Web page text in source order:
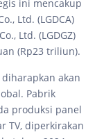
ini mencakup
Ltd. (LGDCA)
Ltd. (LGDGZ)
(Rp23 triliun).
akan
Pabrik
produksi panel
TV, diperkirakan